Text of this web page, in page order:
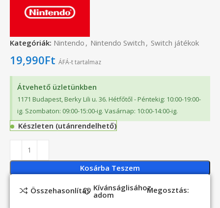
Kategóriák: Nintendo , Nintendo Switch , Switch játékok
19,990Ft ÁFÁ-t tartalmaz
Átvehető üzletünkben
1171 Budapest, Berky Lili u. 36. Hétfőtől - Péntekig: 10:00-19:00-
ig. Szombaton: 09:00-15:00-ig. Vasárnap: 10:00-14:00-ig.
Készleten (utánrendelhető)
Kosárba Teszem
Összehasonlítás Kívánságlisához
adom Megosztás: